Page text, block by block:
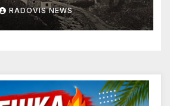
RADOVIS NEWS